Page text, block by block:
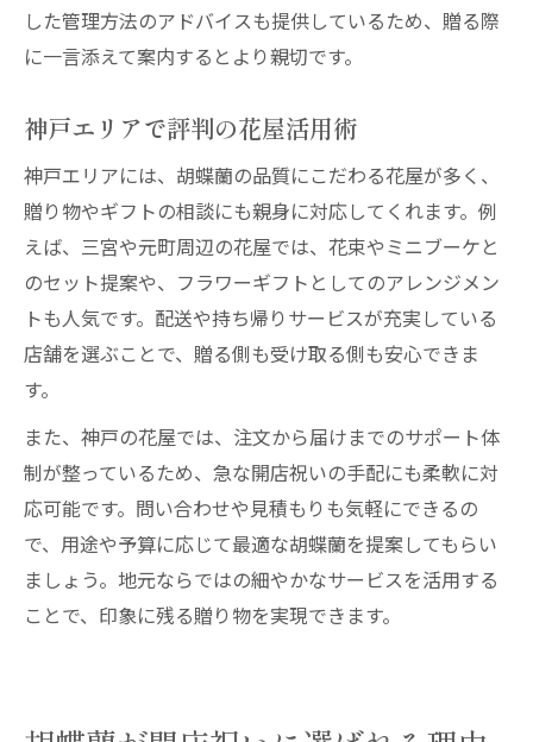
した管理方法のアドバイスも提供しているため、贈る際
に一言添えて案内するとより親切です。
神戸エリアで評判の花屋活用術
神戸エリアには、胡蝶蘭の品質にこだわる花屋が多く、
贈り物やギフトの相談にも親身に対応してくれます。例
えば、三宮や元町周辺の花屋では、花束やミニブーケと
のセット提案や、フラワーギフトとしてのアレンジメン
トも人気です。配送や持ち帰りサービスが充実している
店舗を選ぶことで、贈る側も受け取る側も安心できま
す。
また、神戸の花屋では、注文から届けまでのサポート体
制が整っているため、急な開店祝いの手配にも柔軟に対
応可能です。問い合わせや見積もりも気軽にできるの
で、用途や予算に応じて最適な胡蝶蘭を提案してもらい
ましょう。地元ならではの細やかなサービスを活用する
ことで、印象に残る贈り物を実現できます。